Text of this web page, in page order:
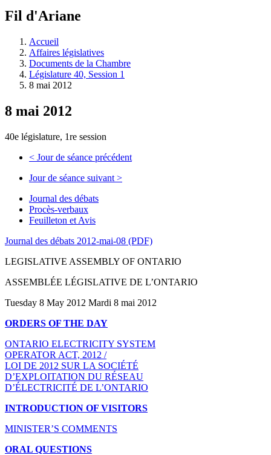
à
législative.
Fil d'Ariane
Accueil
Affaires législatives
Documents de la Chambre
Législature 40, Session 1
8 mai 2012
8 mai 2012
40e législature, 1re session
< Jour de séance précédent
Jour de séance suivant >
Journal des débats
Procès-verbaux
Feuilleton et Avis
Journal des débats 2012-mai-08 (PDF)
LEGISLATIVE ASSEMBLY OF ONTARIO
ASSEMBLÉE LÉGISLATIVE DE L’ONTARIO
Tuesday 8 May 2012 Mardi 8 mai 2012
ORDERS OF THE DAY
ONTARIO ELECTRICITY SYSTEM
OPERATOR ACT, 2012 /
LOI DE 2012 SUR LA SOCIÉTÉ
D’EXPLOITATION DU RÉSEAU
D’ÉLECTRICITÉ DE L’ONTARIO
INTRODUCTION OF VISITORS
MINISTER’S COMMENTS
ORAL QUESTIONS